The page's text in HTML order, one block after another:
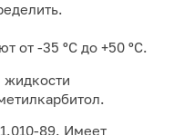
от -35 ºC до +50 ºC.
жидкости
89. Имеет